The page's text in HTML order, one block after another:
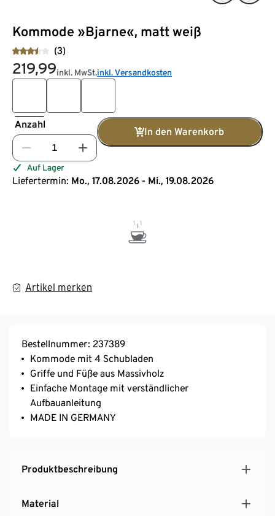
Kommode »Bjarne«, matt weiß
(3)
219,99inkl. MwSt.inkl. Versandkosten
Anzahl
In den Warenkorb
Auf Lager
Liefertermin: Mo., 17.08.2026 - Mi., 19.08.2026
Artikel merken
Bestellnummer: 237389
Kommode mit 4 Schubladen
Griffe und Füße aus Massivholz
Einfache Montage mit verständlicher
Aufbauanleitung
MADE IN GERMANY
Produktbeschreibung
Material